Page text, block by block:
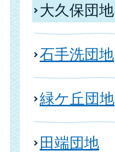
大久保団地
石手洗団地
緑ケ丘団地
田端団地